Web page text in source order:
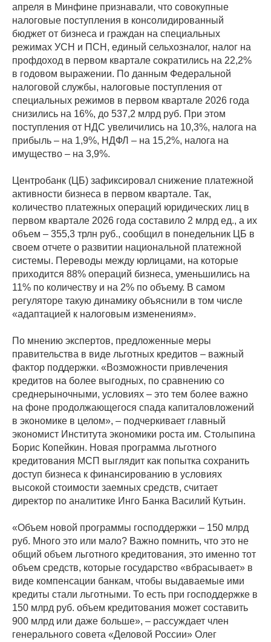
апреля в Минфине признавали, что совокупные
налоговые поступления в консолидированный
бюджет от бизнеса и граждан на специальных
режимах УСН и ПСН, единый сельхозналог, налог на
профдоход в первом квартале сократились на 22,2%
в годовом выражении. По данным Федеральной
налоговой службы, налоговые поступления от
специальных режимов в первом квартале 2026 года
снизились на 16%, до 537,2 млрд руб. При этом
поступления от НДС увеличились на 10,3%, налога на
прибыль – на 1,9%, НДФЛ – на 15,2%, налога на
имущество – на 3,9%.
Центробанк (ЦБ) зафиксировал снижение платежной
активности бизнеса в первом квартале. Так,
количество платежных операций юридических лиц в
первом квартале 2026 года составило 2 млрд ед., а их
объем – 355,3 трлн руб., сообщил в понедельник ЦБ в
своем отчете о развитии национальной платежной
системы. Переводы между юрлицами, на которые
приходится 88% операций бизнеса, уменьшились на
11% по количеству и на 2% по объему. В самом
регуляторе такую динамику объяснили в том числе
«адаптацией к налоговым изменениям».
По мнению экспертов, предложенные меры
правительства в виде льготных кредитов – важный
фактор поддержки. «Возможности привлечения
кредитов на более выгодных, по сравнению со
среднерыночными, условиях – это тем более важно
на фоне продолжающегося спада капиталовложений
в экономике в целом», – подчеркивает главный
экономист Института экономики роста им. Столыпина
Борис Копейкин. Новая программа льготного
кредитования МСП выглядит как попытка сохранить
доступ бизнеса к финансированию в условиях
высокой стоимости заемных средств, считает
директор по аналитике Инго Банка Василий Кутьин.
«Объем новой программы господдержки – 150 млрд
руб. Много это или мало? Важно помнить, что это не
общий объем льготного кредитования, это именно тот
объем средств, которые государство «вбрасывает» в
виде компенсации банкам, чтобы выдаваемые ими
кредиты стали льготными. То есть при господдержке в
150 млрд руб. объем кредитования может составить
900 млрд или даже больше», – рассуждает член
генерального совета «Деловой России» Олег